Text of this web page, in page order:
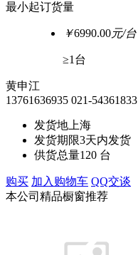
最小起订货量
￥6990.00元/台
≥1台
黄申江
13761636935 021-54361833
发货地上海
发货期限3天内发货
供货总量120 台
购买 加入购物车 QQ交谈
本公司精品橱窗推荐